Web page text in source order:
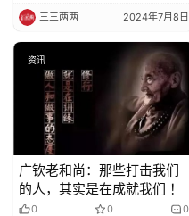
三三两两 2024年7月8日
资讯
广钦老和尚：那些打击我们
的人，其实是在成就我们 ！
0 0 0